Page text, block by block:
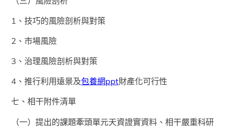
1、技巧的風險剖析與對策
2、市場風險
3、治理風險剖析與對策
4、推行利用遠景及包養網ppt財產化可行性
七、相干附件清單
（一）提出的課題牽頭單元天資證實資料、相干嚴重科研